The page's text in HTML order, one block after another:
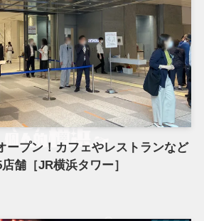
ープン！カフェやレストランなど
舗［JR横浜タワー］